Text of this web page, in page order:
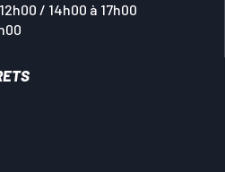
/ 14h00 à 17h00